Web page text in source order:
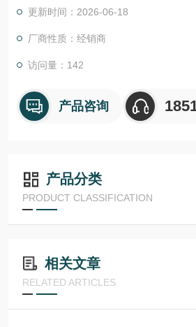
更新时间：2026-06-18
厂商性质：经销商
访问量：142
产品咨询
产品分类
PRODUCT CLASSIFICATION
相关文章
RELATED ARTICLES